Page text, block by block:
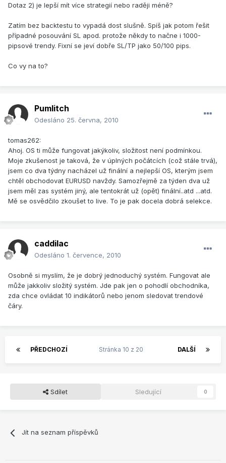
Dotaz 2) je lepší mít více strategií nebo raději méně?
Zatím bez backtestu to vypadá dost slušně. Spíš jak potom řešit
případné posouvání SL apod. protože někdy to načne i 1000-
pipsové trendy. Fixní se jeví dobře SL/TP jako 50/100 pips.
Co vy na to?
Pumlitch
Odesláno 25. června, 2010
tomas262:
Ahoj. OS ti může fungovat jakýkoliv, složitost není podmínkou.
Moje zkušenost je taková, že v úplných počátcích (což stále trvá),
jsem co dva týdny nacházel už finální a nejlepší OS, kterým jsem
chtěl obchodovat EURUSD navždy. Samozřejmě za týden dva už
jsem měl zas systém jiný, ale tentokrát už (opět) finální..atd ...atd.
Mě se osvědčilo zkoušet to live. To je pak docela dobrá selekce.
caddilac
Odesláno 1. července, 2010
Osobně si myslím, že je dobrý jednoduchý systém. Fungovat ale
může jakkoliv složitý systém. Jde pak jen o pohodlí obchodníka,
zda chce ovládat 10 indikátorů nebo jenom sledovat trendové
čáry.
PŘEDCHOZÍ DALŠÍ
Stránka 10 z 20
Sdílet Sledující 0
Jít na seznam příspěvků